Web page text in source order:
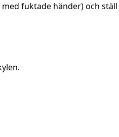
fuktade händer) och ställ